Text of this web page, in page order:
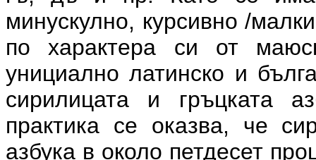
минускулно, курсивно /
по характера си от
унициално латинско и
сирилицата и гръцката
практика се оказва, че
азбука в около петдесет